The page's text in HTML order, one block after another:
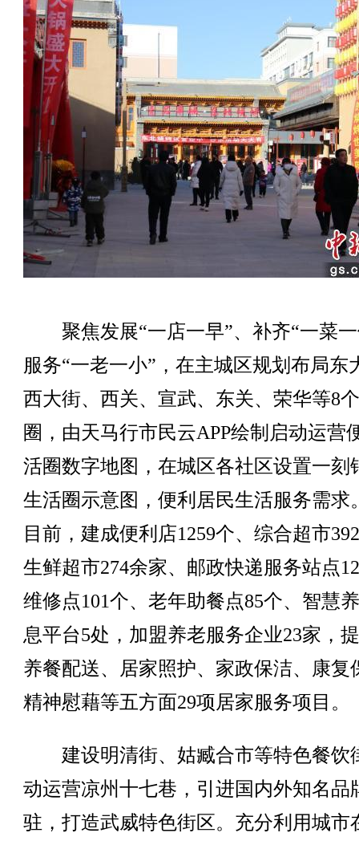
聚焦发展“一店一早”、补齐“一菜一
服务“一老一小”，在主城区规划布局东
西大街、西关、宣武、东关、荣华等8
圈，由天马行市民云APP绘制启动运营
活圈数字地图，在城区各社区设置一刻
生活圈示意图，便利居民生活服务需求
目前，建成便利店1259个、综合超市
生鲜超市274余家、邮政快递服务站点
维修点101个、老年助餐点85个、智慧
息平台5处，加盟养老服务企业23家，
养餐配送、居家照护、家政保洁、康复
精神慰藉等五方面29项居家服务项目。
建设明清街、姑臧合市等特色餐饮
动运营凉州十七巷，引进国内外知名品
驻，打造武威特色街区。充分利用城市